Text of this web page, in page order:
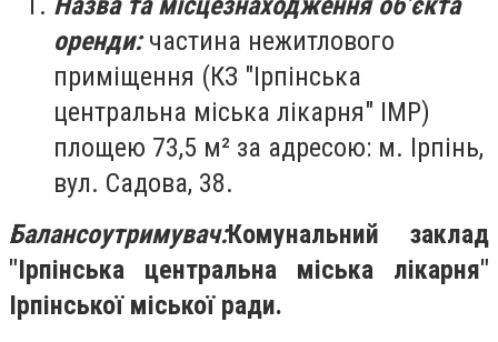
оренди:частина нежитлового
приміщення (КЗ "Ірпінська
центральна міська лікарня" ІМР)
площею 73,5 м² за адресою: м. Ірпінь,
вул. Садова, 38.
Балансоутримувач:Комунальний заклад
"Ірпінська центральна міська лікарня"
Ірпінської міської ради.